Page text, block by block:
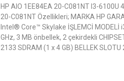
HP AIO 1EE84EA 20-C081NT I3-6100U
20-C081NT Özellikleri; MARKA HP
Intel® Core™ Skylake İŞLEMCİ MODELİ
GHz, 3 MB önbellek, 2 çekirdekli
2133 SDRAM (1 x 4 GB) BELLEK SLOTU